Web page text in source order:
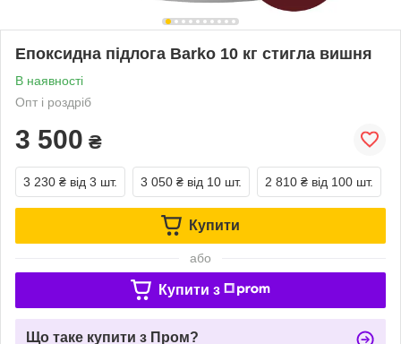
Епоксидна підлога Barko 10 кг стигла вишня
В наявності
Опт і роздріб
3 500 ₴
3 230 ₴ від 3 шт. 3 050 ₴ від 10 шт. 2 810 ₴ від 100 шт.
Купити
або
Купити з
Що таке купити з Пром?